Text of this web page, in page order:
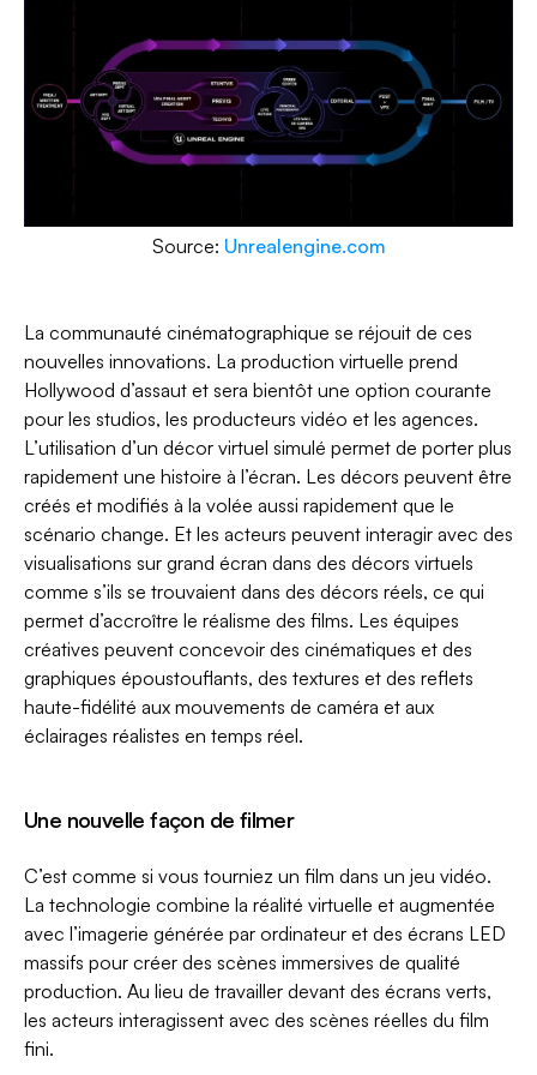
Source: Unrealengine.com
La communauté cinématographique se réjouit de ces
nouvelles innovations. La production virtuelle prend
Hollywood d’assaut et sera bientôt une option courante
pour les studios, les producteurs vidéo et les agences.
L’utilisation d’un décor virtuel simulé permet de porter plus
rapidement une histoire à l’écran. Les décors peuvent être
créés et modifiés à la volée aussi rapidement que le
scénario change. Et les acteurs peuvent interagir avec des
visualisations sur grand écran dans des décors virtuels
comme s’ils se trouvaient dans des décors réels, ce qui
permet d’accroître le réalisme des films. Les équipes
créatives peuvent concevoir des cinématiques et des
graphiques époustouflants, des textures et des reflets
haute-fidélité aux mouvements de caméra et aux
éclairages réalistes en temps réel.
Une nouvelle façon de filmer
C’est comme si vous tourniez un film dans un jeu vidéo.
La technologie combine la réalité virtuelle et augmentée
avec l’imagerie générée par ordinateur et des écrans LED
massifs pour créer des scènes immersives de qualité
production. Au lieu de travailler devant des écrans verts,
les acteurs interagissent avec des scènes réelles du film
fini.